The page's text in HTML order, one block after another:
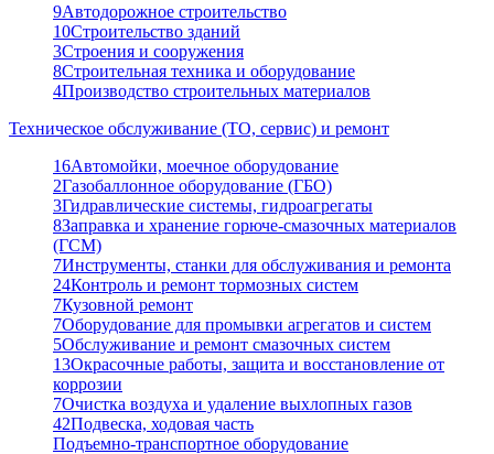
9Автодорожное строительство
10Строительство зданий
3Строения и сооружения
8Строительная техника и оборудование
4Производство строительных материалов
Техническое обслуживание (ТО, сервис) и ремонт
16Автомойки, моечное оборудование
2Газобаллонное оборудование (ГБО)
3Гидравлические системы, гидроагрегаты
8Заправка и хранение горюче-смазочных материалов
(ГСМ)
7Инструменты, станки для обслуживания и ремонта
24Контроль и ремонт тормозных систем
7Кузовной ремонт
7Оборудование для промывки агрегатов и систем
5Обслуживание и ремонт смазочных систем
13Окрасочные работы, защита и восстановление от
коррозии
7Очистка воздуха и удаление выхлопных газов
42Подвеска, ходовая часть
Подъемно-транспортное оборудование